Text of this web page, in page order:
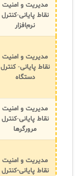
مدیریت و امنیت
نقاط پایانی-کنترل
نرم‌افزار
مدیریت و امنیت
نقاط پایانی-کنترل
دستگاه
مدیریت و امنیت
نقاط پایانی-کنترل
مرورگرها
مدیریت و امنیت
نقاط پایانی-کنترل